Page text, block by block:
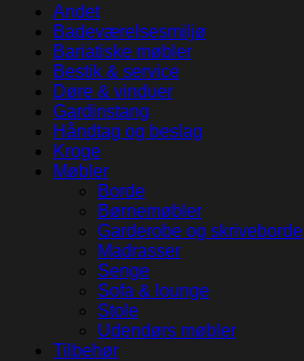
Andet
Badeværelsesmiljø
Bariatiske møbler
Bestik & service
Døre & vinduer
Gardinstang
Håndtag og beslag
Kroge
Møbler
Borde
Børnemøbler
Garderobe og skriveborde
Madrasser
Senge
Sofa & lounge
Stole
Udendørs møbler
Tilbehør